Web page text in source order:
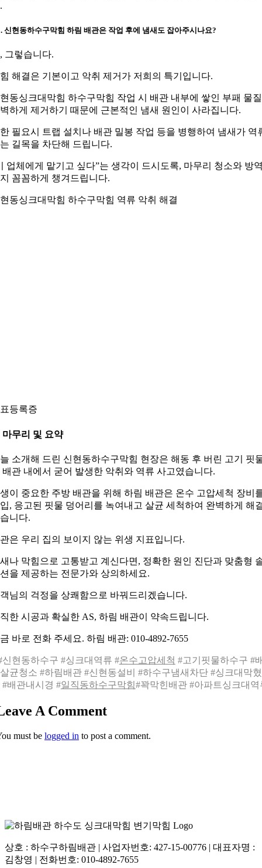
신현동하수구막힘 하림 배관은 작업 후에 냄새도 잡아주시나요?
그렇습니다.
해결은 기본이고 악취 제거가 저희의 특기입니다.
동싱크대막힘 하수구막힘 작업 시 배관 내부에 쌓인 부패 물
하게 제거하기 때문에 근본적인 냄새 원인이 사라집니다.
필요시 트랩 설치나 배관 밀봉 작업 등을 병행하여 냄새가 역
길목을 차단해 드립니다.
업체에게 맡기고 싶다”는 생각이 드시도록, 마무리 청소와 방
꼼꼼하게 챙겨드립니다.
동싱크대막힘 하수구막힘 역류 악취 해결
등록증
마무리 및 요약
소개해 드린 신현동하수구막힘 현장은 해동 후 버린 고기 핏
배관 내에서 굳어 발생한 악취와 역류 사고였습니다.
이 중요한 주방 배관을 위해 하림 배관은 온수 고압세척 장비
, 응고된 핏물 덩어리를 녹여내고 살균 세척하여 완벽하게 해
니다.
은 우리 집의 보이지 않는 위생 지표입니다.
나 막힘으로 고통받고 계신다면, 정확한 원인 진단과 맞춤형
을 제공하는 전문가와 상의하세요.
님의 걱정을 상쾌함으로 바꿔드리겠습니다.
한 시공과 확실한 AS, 하림 배관이 약속드립니다.
바로 전화 주세요. 하림 배관: 010-4892-7655
신현동하수구 #싱크대역류 #온수고압세척 #고기핏물하수구 #
균청소 #하림배관 #신현동설비 #하수구냄새차단 #싱크대막
#배관내시경 #일직동하수구막힘#꽉막힌배관 #아파트싱크대역
A Comment
must be logged in to post a comment.
상호 : 하수구하림배관 | 사업자번호: 427-15-00776 | 대표자명 :
김창영 | 전화번호: 010-4892-7655